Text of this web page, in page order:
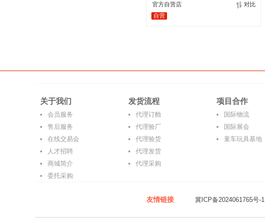
官方自营店
对比
自营
关于我们
会员服务
售后服务
在线交易会
人才招聘
商城简介
委托采购
发货流程
代理订舱
代理验厂
代理验货
代理发货
代理采购
项目合作
国际物流
国际展会
童车玩具基地
友情链接 冀ICP备2024061765号-1